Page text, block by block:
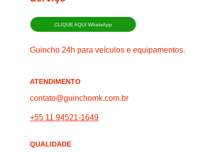
Guincho 24h para veículos e equipamentos.
ATENDIMENTO
QUALIDADE
contato@guinchomk.com.br
+55 11 94521-1649
CLIQUE AQUI WhatsApp